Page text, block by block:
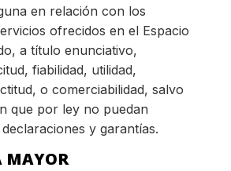
en relación con los
ofrecidos en el Espacio
a título enunciativo,
fiabilidad, utilidad,
o comerciabilidad, salvo
que por ley no puedan
y garantías.
MAYOR